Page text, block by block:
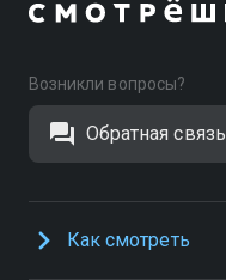
Возникли вопросы?
Обратная связь
Как смотреть